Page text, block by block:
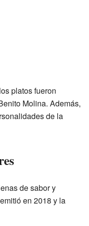
platos fueron
Molina. Además,
de la
de sabor y
en 2018 y la